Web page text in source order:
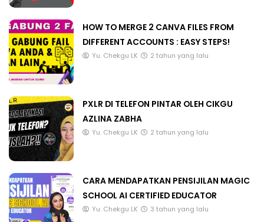
HOW TO MERGE 2 CANVA FILES FROM
DIFFERENT ACCOUNTS : EASY STEPS!
Yu. Chekgu LK 2 tahun yang lalu
PXLR DI TELEFON PINTAR OLEH CIKGU
AZLINA ZABHA
Yu. Chekgu LK 2 tahun yang lalu
CARA MENDAPATKAN PENSIJILAN MAGIC
SCHOOL AI CERTIFIED EDUCATOR
Yu. Chekgu LK 3 tahun yang lalu